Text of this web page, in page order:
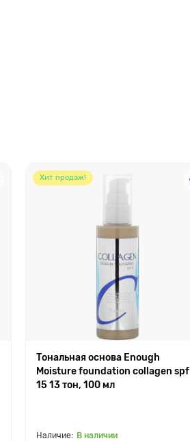
Хит продаж!
Тональная основа Enough
Moisture foundation collagen spf
15 13 тон, 100 мл
В наличии